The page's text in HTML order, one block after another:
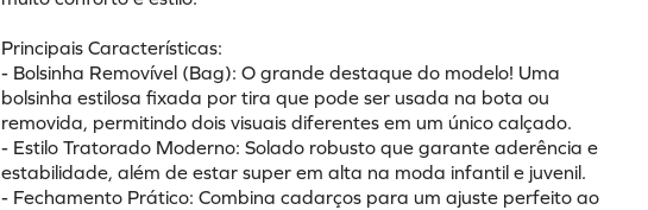
Principais Características:
- Bolsinha Removível (Bag): O grande destaque do modelo! Uma
bolsinha estilosa fixada por tira que pode ser usada na bota ou
removida, permitindo dois visuais diferentes em um único calçado.
- Estilo Tratorado Moderno: Solado robusto que garante aderência e
estabilidade, além de estar super em alta na moda infantil e juvenil.
- Fechamento Prático: Combina cadarços para um ajuste perfeito ao